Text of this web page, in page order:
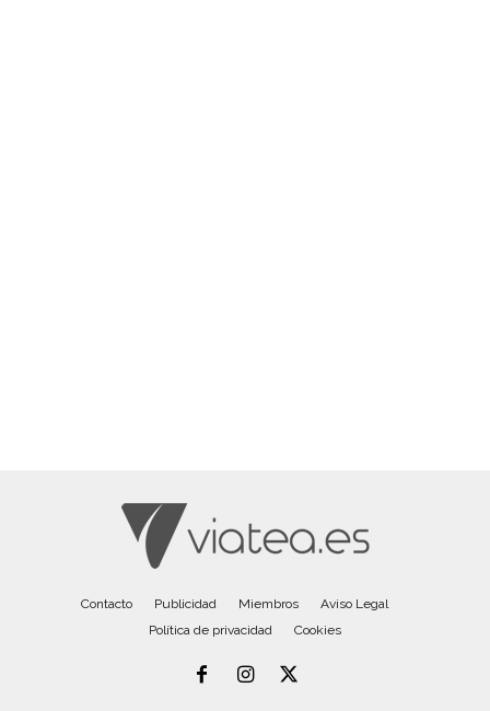
Contacto Publicidad Miembros
Aviso Legal
Política de privacidad
Cookies